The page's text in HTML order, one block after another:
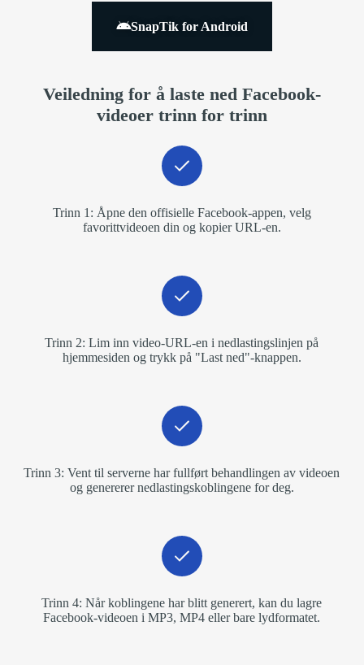
SnapTik for Android
Veiledning for å laste ned Facebook-
videoer trinn for trinn
Trinn 1: Åpne den offisielle Facebook-appen, velg
favorittvideoen din og kopier URL-en.
Trinn 2: Lim inn video-URL-en i nedlastingslinjen på
hjemmesiden og trykk på "Last ned"-knappen.
Trinn 3: Vent til serverne har fullført behandlingen av videoen
og genererer nedlastingskoblingene for deg.
Trinn 4: Når koblingene har blitt generert, kan du lagre
Facebook-videoen i MP3, MP4 eller bare lydformatet.